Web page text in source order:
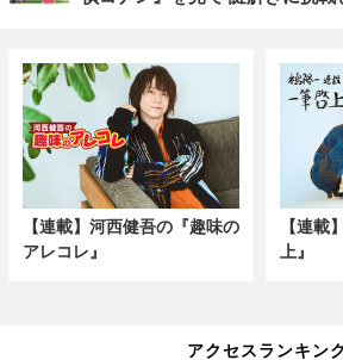
【連載】河西健吾の『趣味の
アレコレ』
【連載
上』
アクセスランキン